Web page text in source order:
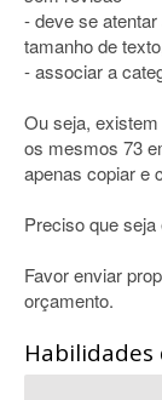
- deve se
tamanho de
- associar a
Ou seja,
os mesmos 73
apenas copiar e
Preciso que
Favor enviar
orçamento.
Habilidades